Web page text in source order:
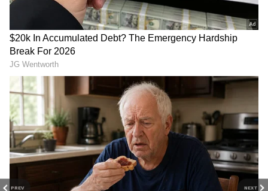
PREV NEXT
మగధీర ముందు వరకు టాలీవుడ్ ఇండస్ట్రీ హిట్
చిత్రాల రేంజ్ కూడా 30 నుంచి 40 కోట్లు మాత్రమే.
అలాంటిది ఏకంగా మగధీర బడ్జెట్ కోసమే 40 కోట్లు
వెచ్చించడం అంటే మామూలు విషయం కాదు. అంత బడ్జెట్
పెట్టినప్పటికీ మగధీర చిత్రం డబుల్ ప్రాఫిట్స్ తీసుకువచ్చి
టాలీవుడ్ చరిత్రలోనే అప్పటికి అతిపెద్ద విజయంగా
నిలిచింది.